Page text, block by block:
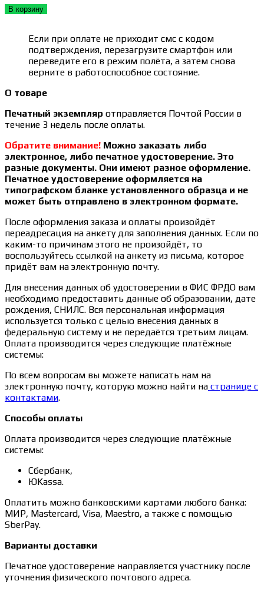
В корзину
Если при оплате не приходит смс с кодом
подтверждения, перезагрузите смартфон или
переведите его в режим полёта, а затем снова
верните в работоспособное состояние.
О товаре
Печатный экземпляр отправляется Почтой России в
течение 3 недель после оплаты.
Обратите внимание! Можно заказать либо
электронное, либо печатное удостоверение. Это
разные документы. Они имеют разное оформление.
Печатное удостоверение оформляется на
типографском бланке установленного образца и не
может быть отправлено в электронном формате.
После оформления заказа и оплаты произойдёт
переадресация на анкету для заполнения данных. Если по
каким-то причинам этого не произойдёт, то
воспользуйтесь ссылкой на анкету из письма, которое
придёт вам на электронную почту.
Для внесения данных об удостоверении в ФИС ФРДО вам
необходимо предоставить данные об образовании, дате
рождения, СНИЛС. Вся персональная информация
используется только с целью внесения данных в
федеральную систему и не передаётся третьим лицам.
Оплата производится через следующие платёжные
системы:
По всем вопросам вы можете написать нам на
электронную почту, которую можно найти на странице с
контактами.
Способы оплаты
Оплата производится через следующие платёжные
системы:
Сбербанк,
ЮKassa.
Оплатить можно банковскими картами любого банка:
МИР, Mastercard, Visa, Maestro, а также с помощью
SberPay.
Варианты доставки
Печатное удостоверение направляется участнику после
уточнения физического почтового адреса.